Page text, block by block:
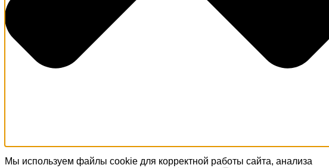
Мы используем файлы cookie для корректной работы сайта, анализа